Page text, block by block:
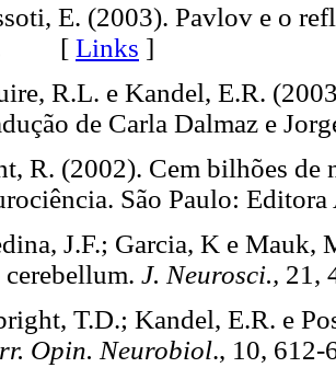
E. (2003). Pavlov e o
[ Links ]
R.L. e Kandel, E.R.
de Carla Dalmaz e
R. (2002). Cem bilhões de
São Paulo:
J.F.; Garcia, K e Mauk,
cerebellum. J. Neurosci.,
T.D.; Kandel, E.R. e
Opin. Neurobiol., 10,